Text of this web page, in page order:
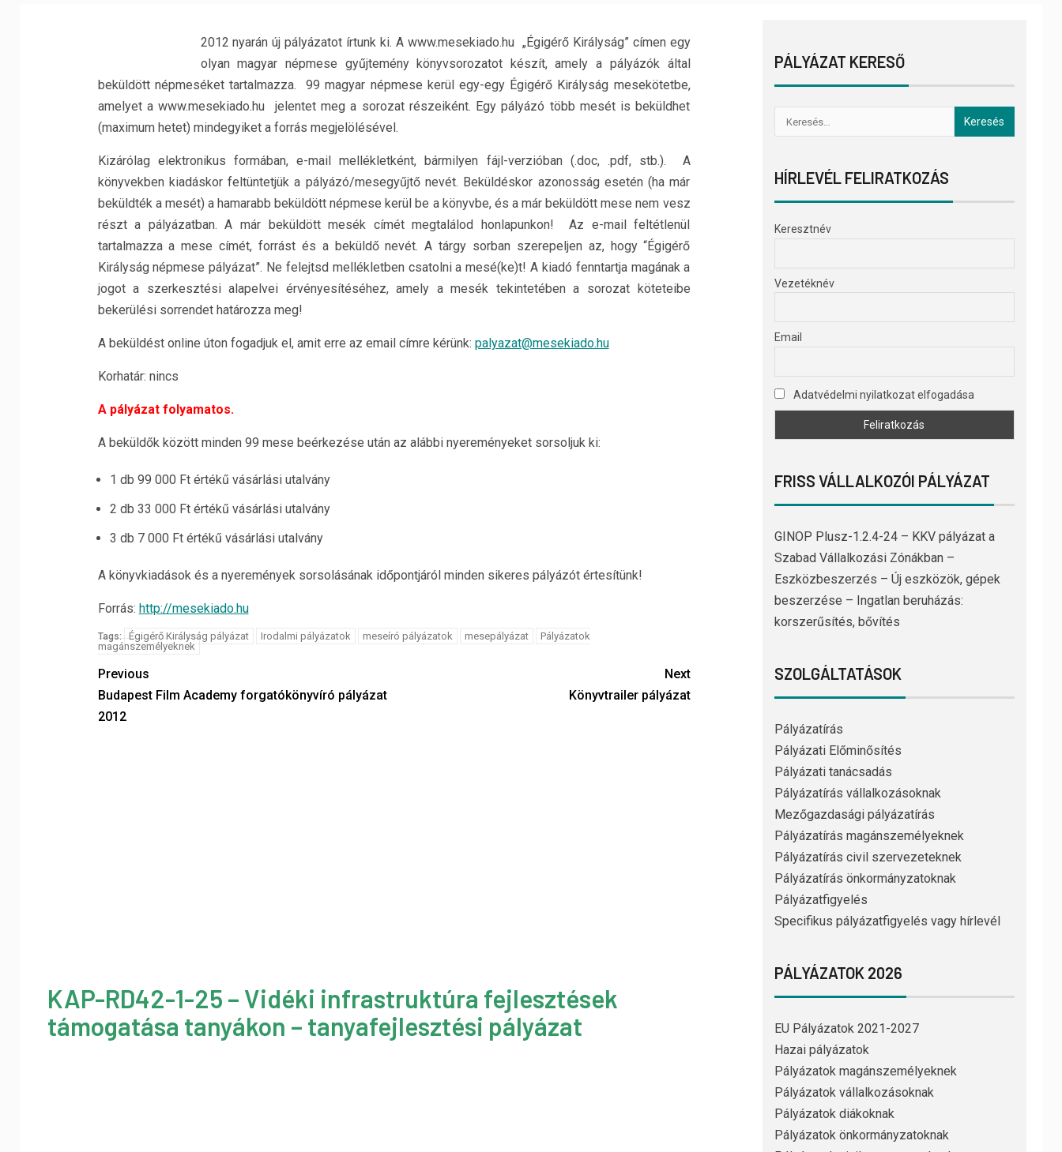
2012 nyarán új pályázatot írtunk ki. A www.mesekiado.hu „Égigérő Királyság” címen egy
olyan magyar népmese gyűjtemény könyvsorozatot készít, amely a pályázók által
beküldött népmeséket tartalmazza. 99 magyar népmese kerül egy-egy Égigérő Királyság mesekötetbe,
amelyet a www.mesekiado.hu jelentet meg a sorozat részeiként. Egy pályázó több mesét is beküldhet
(maximum hetet) mindegyiket a forrás megjelölésével.
Kizárólag elektronikus formában, e-mail mellékletként, bármilyen fájl-verzióban (.doc, .pdf, stb.). A
könyvekben kiadáskor feltüntetjük a pályázó/mesegyűjtő nevét. Beküldéskor azonosság esetén (ha már
beküldték a mesét) a hamarabb beküldött népmese kerül be a könyvbe, és a már beküldött mese nem vesz
részt a pályázatban. A már beküldött mesék címét megtalálod honlapunkon! Az e-mail feltétlenül
tartalmazza a mese címét, forrást és a beküldő nevét. A tárgy sorban szerepeljen az, hogy “Égigérő
Királyság népmese pályázat”. Ne felejtsd mellékletben csatolni a mesé(ke)t! A kiadó fenntartja magának a
jogot a szerkesztési alapelvei érvényesítéséhez, amely a mesék tekintetében a sorozat köteteibe
bekerülési sorrendet határozza meg!
A beküldést online úton fogadjuk el, amit erre az email címre kérünk: palyazat@mesekiado.hu
Korhatár: nincs
A pályázat folyamatos.
A beküldők között minden 99 mese beérkezése után az alábbi nyereményeket sorsoljuk ki:
1 db 99 000 Ft értékű vásárlási utalvány
2 db 33 000 Ft értékű vásárlási utalvány
3 db 7 000 Ft értékű vásárlási utalvány
A könyvkiadások és a nyeremények sorsolásának időpontjáról minden sikeres pályázót értesítünk!
Forrás: http://mesekiado.hu
Tags: Égigérő Királyság pályázat Irodalmi pályázatok meseíró pályázatok mesepályázat
Pályázatok
magánszemélyeknek
Previous
Budapest Film Academy forgatókönyvíró pályázat
2012
Next
Könyvtrailer pályázat
KAP-RD42-1-25 – Vidéki infrastruktúra fejlesztések
támogatása tanyákon – tanyafejlesztési pályázat
PÁLYÁZAT KERESŐ
HÍRLEVÉL FELIRATKOZÁS
Keresztnév
Vezetéknév
Email
Adatvédelmi nyilatkozat elfogadása
FRISS VÁLLALKOZÓI PÁLYÁZAT
GINOP Plusz-1.2.4-24 – KKV pályázat a
Szabad Vállalkozási Zónákban –
Eszközbeszerzés – Új eszközök, gépek
beszerzése – Ingatlan beruházás:
korszerűsítés, bővítés
SZOLGÁLTATÁSOK
Pályázatírás
Pályázati Előminősítés
Pályázati tanácsadás
Pályázatírás vállalkozásoknak
Mezőgazdasági pályázatírás
Pályázatírás magánszemélyeknek
Pályázatírás civil szervezeteknek
Pályázatírás önkormányzatoknak
Pályázatfigyelés
Specifikus pályázatfigyelés vagy hírlevél
PÁLYÁZATOK 2026
EU Pályázatok 2021-2027
Hazai pályázatok
Pályázatok magánszemélyeknek
Pályázatok vállalkozásoknak
Pályázatok diákoknak
Pályázatok önkormányzatoknak